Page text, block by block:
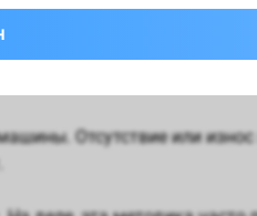
Отсутствие или